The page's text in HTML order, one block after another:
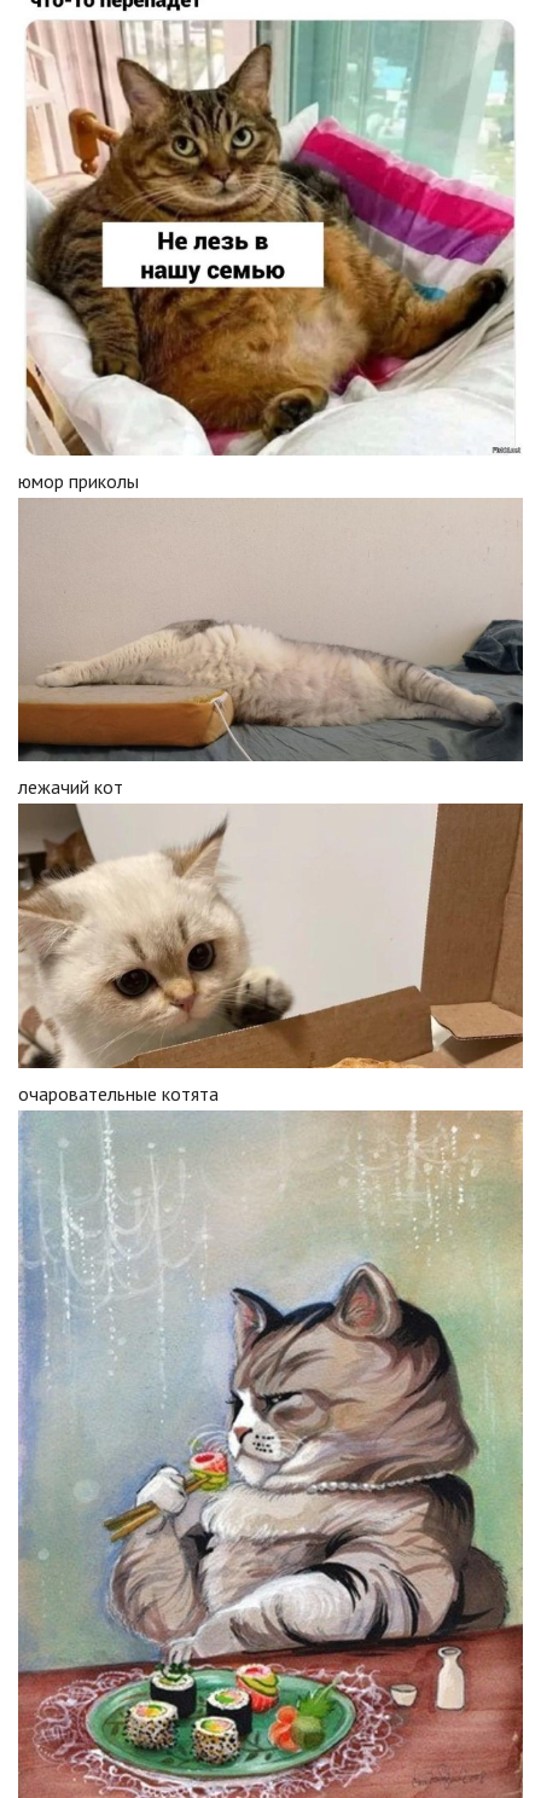
юмор приколы
лежачий кот
очаровательные котята